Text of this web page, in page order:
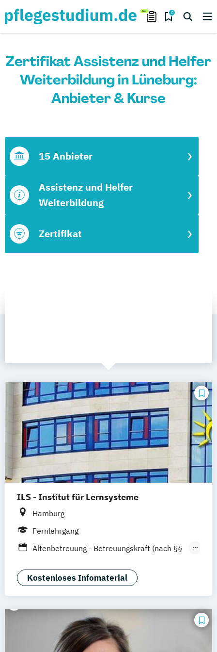
0
Zertifikat Assistenz und Helfer
Weiterbildung in Lüneburg:
Anbieter & Kurse
Zertifikat
Assistenz und Helfer
Weiterbildung
15 Anbieter
ILS - Institut für Lernsysteme
Hamburg
Fernlehrgang
Altenbetreuung - Betreuungskraft (nach §§
53c SGB XI)
Betriebswirt (ILS) - Schwerpunkt
Fachkraft für Gesundheits- und
Sozialdienstleistungen (IHK)
Fachkraft für häusliche Pflege
Kostenloses Infomaterial